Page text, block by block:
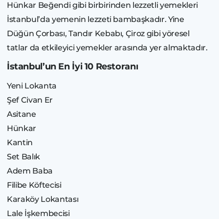
Hünkar Beğendi gibi birbirinden lezzetli yemekleri
İstanbul’da yemenin lezzeti bambaşkadır. Yine
Düğün Çorbası, Tandır Kebabı, Çiroz gibi yöresel
tatlar da etkileyici yemekler arasında yer almaktadır.
İstanbul’un En İyi 10 Restoranı
Yeni Lokanta
Şef Civan Er
Asitane
Hünkar
Kantin
Set Balık
Adem Baba
Filibe Köftecisi
Karaköy Lokantası
Lale İşkembecisi